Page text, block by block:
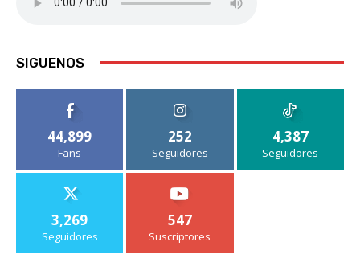
SIGUENOS
44,899
Fans
252
Seguidores
4,387
Seguidores
3,269
Seguidores
547
Suscriptores